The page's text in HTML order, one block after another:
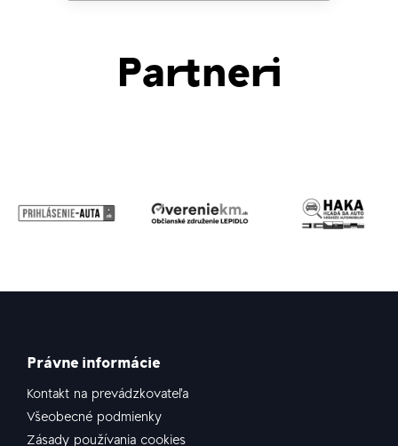
Partneri
Právne informácie
Kontakt na prevádzkovateľa
Všeobecné podmienky
Zásady používania cookies